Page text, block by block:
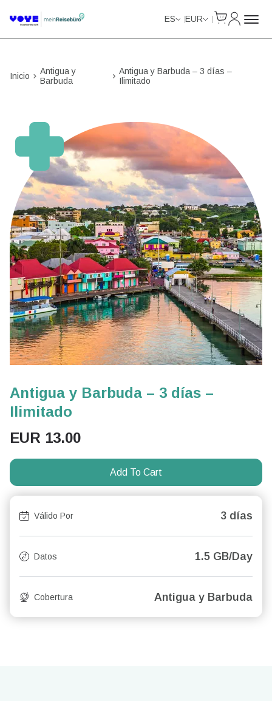
ES EUR
Inicio
Antigua y
Barbuda
Antigua y Barbuda – 3 días –
Ilimitado
Antigua y Barbuda – 3 días –
Ilimitado
EUR 13.00
Add To Cart
Válido Por 3 días
Datos 1.5 GB/Day
Cobertura Antigua y Barbuda